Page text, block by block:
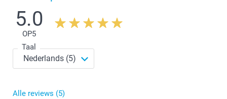
5.0
OP5
Taal
Alle reviews (5)